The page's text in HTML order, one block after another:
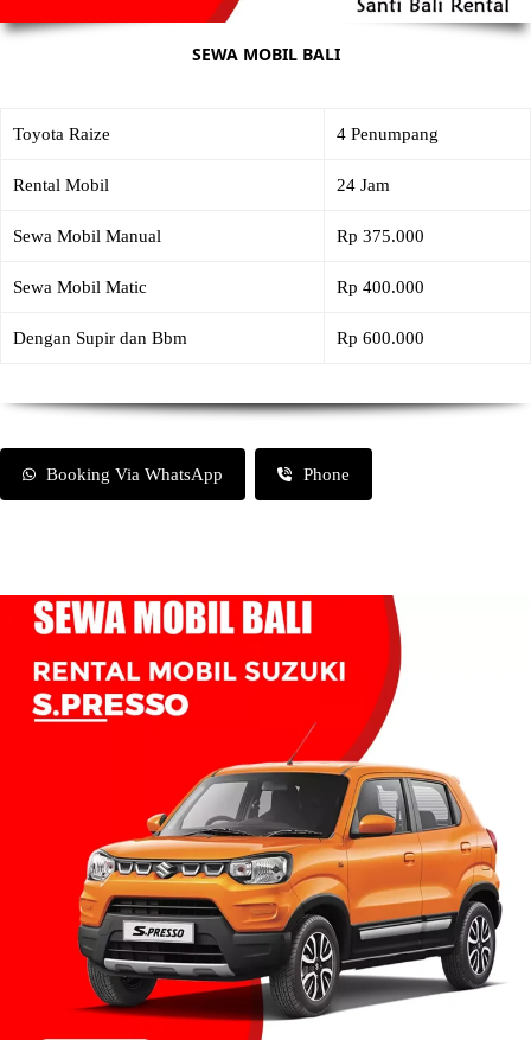
SEWA MOBIL BALI
Toyota Raize 4 Penumpang
Rental Mobil 24 Jam
Sewa Mobil Manual Rp 375.000
Sewa Mobil Matic Rp 400.000
Dengan Supir dan Bbm Rp 600.000
Booking Via WhatsApp Phone